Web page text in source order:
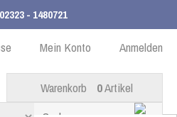
02323 - 1480721
€ innerhalb DE Anmelden
Mein Konto
Warenkorb 0Artikel